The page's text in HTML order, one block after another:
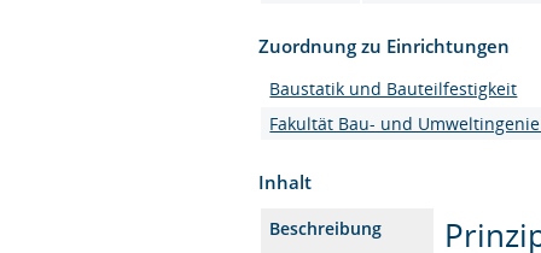
Zuordnung zu Einrichtungen
Baustatik und Bauteilfestigkeit
Fakultät Bau- und
Inhalt
Beschreibung